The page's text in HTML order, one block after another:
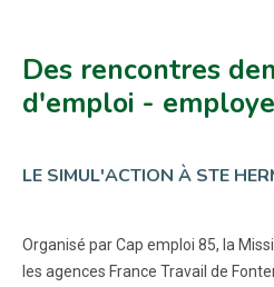
Des rencontres
d'emploi -
LE SIMUL'ACTION À STE
Organisé par Cap emploi 85, la
les agences France Travail de